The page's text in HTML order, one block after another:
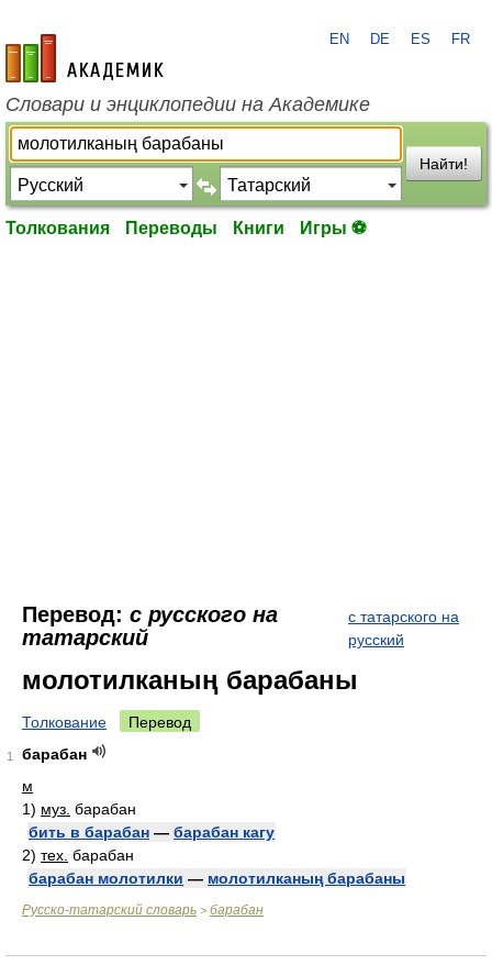
academic.ru
EN DE ES FR
Словари и энциклопедии на Академике
Найти!
Толкования Переводы Книги Игры ⚽
Перевод: с русского на
татарский
с татарского на
русский
молотилканың барабаны
Толкование Перевод
1
барабан
м
1) муз. барабан
бить в барабан — барабан кагу
2) тех. барабан
барабан молотилки — молотилканың барабаны
Русско-татарский словарь > барабан